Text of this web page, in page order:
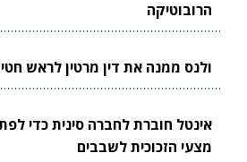
הרובוטיקה
ולנס ממנה את דין מרטין לראש
אינטל חוברת לחברה סינית כדי
מצעי הזכוכית לשבבים